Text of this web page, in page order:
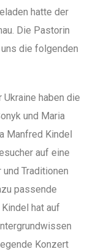
hatte der
Die Pastorin
die folgenden
haben die
und Maria
Manfred Kindel
auf eine
Traditionen
passende
hat auf
Konzert